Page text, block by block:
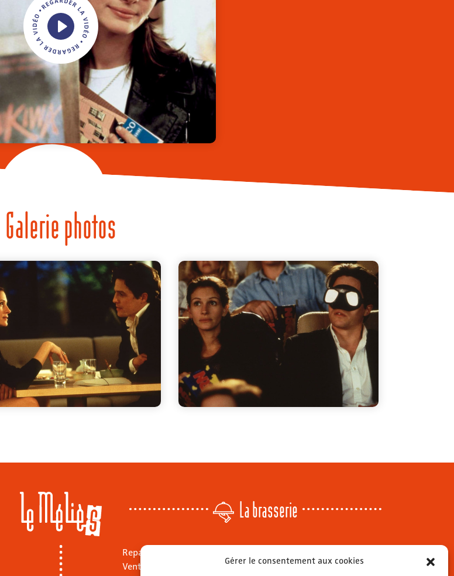
Gérer le consentement aux cookies
Galerie photos
La brasserie
Repas sur place
Vente à emporter
Mardi & mercredi: 11h - 00h30